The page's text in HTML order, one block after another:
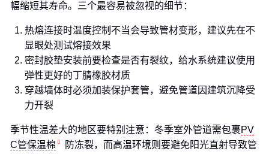
幅缩短其寿命。三个最容易被忽视的细节：
热熔连接时温度控制不当会导致管材变形，建议先在不
显眼处测试熔接效果
密封胶垫安装前要检查是否有裂纹，给水系统建议使用
弹性更好的丁腈橡胶材质
穿越墙体时必须加装保护套管，避免管道因建筑沉降受
力开裂
季节性温差大的地区要特别注意：冬季室外管道需包裹PV
C管保温棉
防冻裂，而高温环境则要避免阳光直射导致管